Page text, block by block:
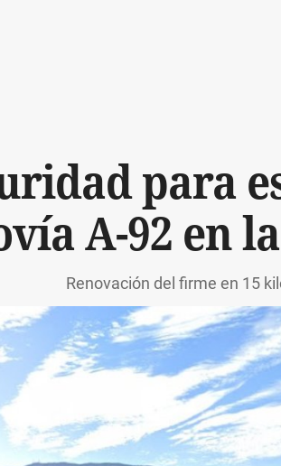
para
A-92 en
Renovación del firme en 15